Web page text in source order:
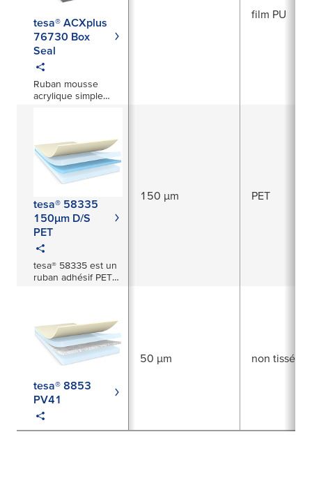
tesa® ACXplus
76730 Box
Seal
Ruban mousse
acrylique simple
par exemple dans
les packs de
batteries
film PU
tesa® 58335
150µm D/S
PET
tesa® 58335 est un
ruban adhésif PET
adhésive acrylique
tackifiée.
150 µm PET
tesa® 8853
PV41
50 µm non tissé